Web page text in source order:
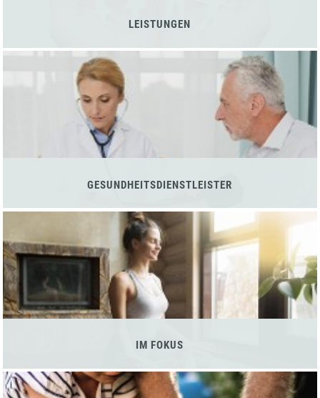
LEISTUNGEN
GESUNDHEITSDIENSTLEISTER
IM FOKUS